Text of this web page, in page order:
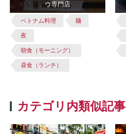
ウ専門店
ベトナム料理 麺
夜
朝食（モーニング）
昼食（ランチ）
カテゴリ内類似記事